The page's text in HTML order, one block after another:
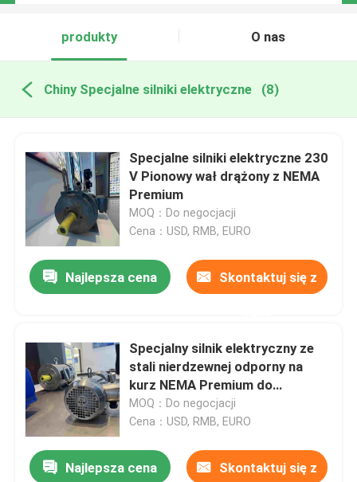
produkty
O nas
Chiny Specjalne silniki elektryczne (8)
Specjalne silniki elektryczne 230
V Pionowy wał drążony z NEMA
Premium
MOQ：Do negocjacji
Cena：USD, RMB, EURO
Najlepsza cena Skontaktuj się z
Specjalny silnik elektryczny ze
stali nierdzewnej odporny na
kurz NEMA Premium do
żywności
MOQ：Do negocjacji
Cena：USD, RMB, EURO
Najlepsza cena Skontaktuj się z